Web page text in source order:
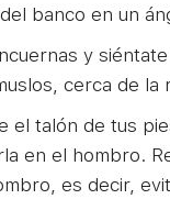
banco en un
y
cerca de la
el talón de tus
en el hombro.
es decir,